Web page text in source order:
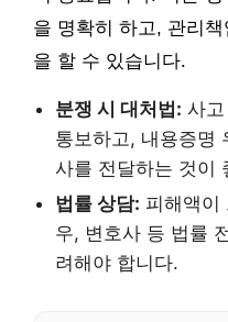
을 명확히 하고, 관리
을 할 수 있습니다.
분쟁 시 대처법: 사
통보하고, 내용증명
사를 전달하는 것이
법률 상담: 피해액이
우, 변호사 등 법률
려해야 합니다.